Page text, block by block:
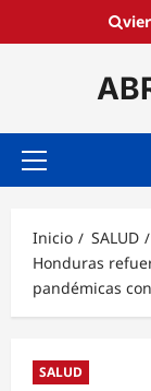
Menú
Inicio
SALUD
Honduras
pandémicas
SALUD